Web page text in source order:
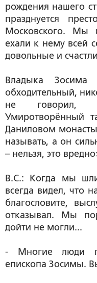
рождения нашего
празднуется
Московского. Мы
ехали к нему всей
довольные и
Владыка
обходительный,
не говорил,
Умиротворённый
Даниловом
называть, а он
– нельзя, это
В.С.: Когда мы
всегда видел, что
благословите,
отказывал. Мы
дойти не могли...
- Многие люди
епископа Зосимы.